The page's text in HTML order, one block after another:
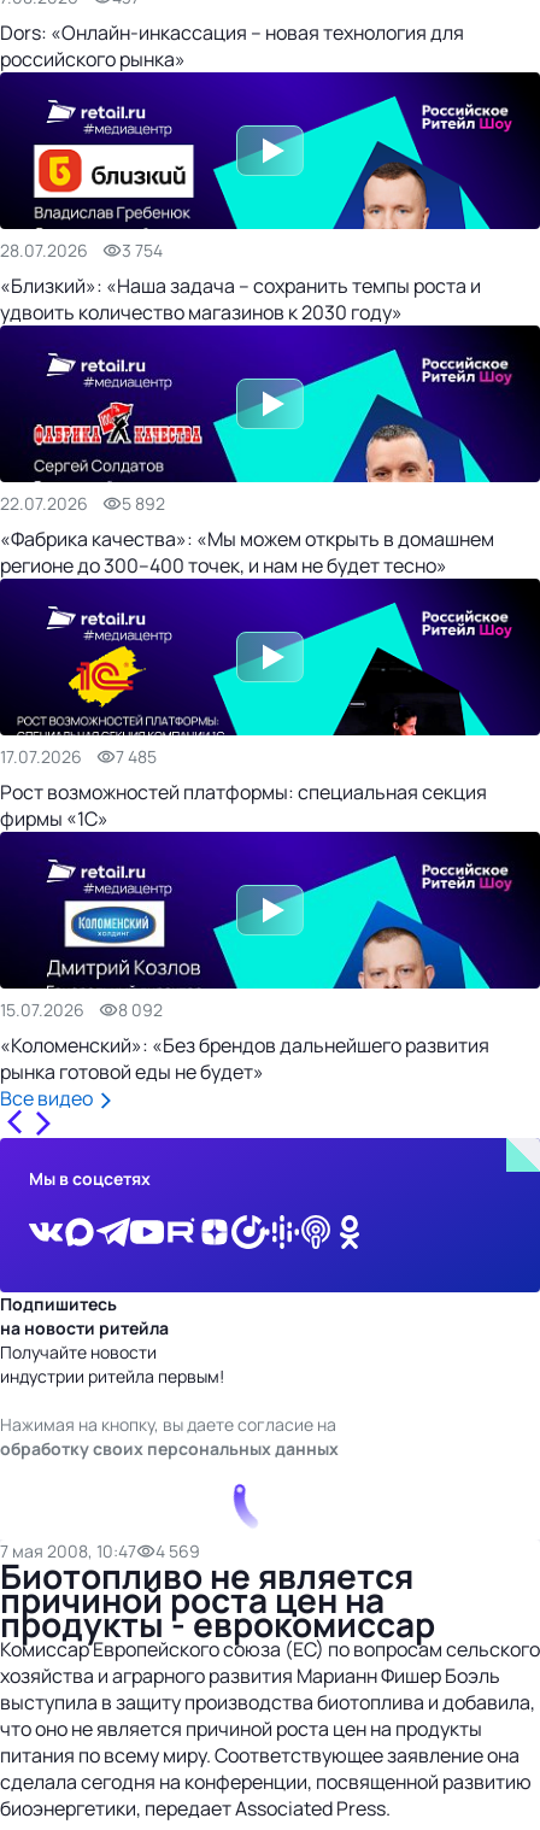
Dors: «Онлайн-инкассация – новая технология для
российского рынка»
28.07.2026 3 754
«Близкий»: «Наша задача – сохранить темпы роста и
удвоить количество магазинов к 2030 году»
22.07.2026 5 892
«Фабрика качества»: «Мы можем открыть в домашнем
регионе до 300–400 точек, и нам не будет тесно»
17.07.2026 7 485
Рост возможностей платформы: специальная секция
фирмы «1С»
15.07.2026 8 092
«Коломенский»: «Без брендов дальнейшего развития
рынка готовой еды не будет»
Все видео
Мы в соцсетях
Подпишитесь
на новости ритейла
Получайте новости
индустрии ритейла первым!
Нажимая на кнопку, вы даете согласие на
обработку своих персональных данных
7 мая 2008, 10:47 4 569
Биотопливо не является
причиной роста цен на
продукты - еврокомиссар
Комиссар Европейского союза (ЕС) по вопросам сельского
хозяйства и аграрного развития Марианн Фишер Боэль
выступила в защиту производства биотоплива и добавила,
что оно не является причиной роста цен на продукты
питания по всему миру. Соответствующее заявление она
сделала сегодня на конференции, посвященной развитию
биоэнергетики, передает Associated Press.